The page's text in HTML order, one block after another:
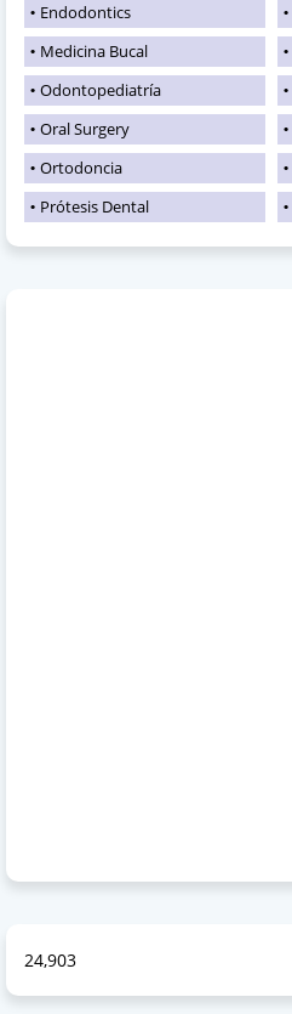
Endodontics
Medicina Bucal
Odontopediatría
Oral Surgery
Ortodoncia
Prótesis Dental
24,903